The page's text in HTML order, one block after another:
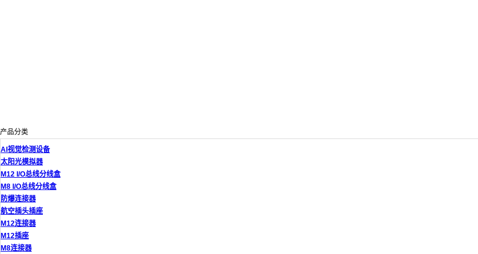
产品分类
AI视觉检测设备
太阳光模拟器
M12 I/O总线分线盒
M8 I/O总线分线盒
防爆连接器
航空插头插座
M12连接器
M12插座
M8连接器